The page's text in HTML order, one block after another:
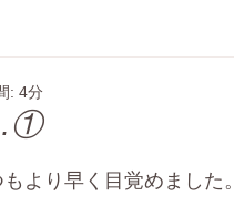
ア 会員便り
: 4分
より早く目覚めました。